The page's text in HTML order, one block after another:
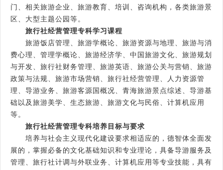
门、相关旅游企业、旅游教育、培训、咨询机构，各类旅游景
区、大型主题公园等。
旅行社经营管理专科学习课程
旅游饭店管理、旅游学概论、旅游资源与地理、旅游与消
费心理、管理学概论、旅游经济学、中国旅游文化、旅游规划
与开发、旅行社财务管理、旅游英语、旅游公关与营销、旅游
政策与法规、旅游市场营销、旅行社经营管理、人力资源管
理、导游业务、旅游客源国概况、青海旅游景点综述、导游基
础以及旅游美学、生态旅游、旅游文化与民俗、计算机应用
等。
旅行社经营管理专科培养目标与要求
培养与社会主义现代化建设要求相适应的，德智体全面发
展的，掌握必备的文化基础知识和专业理论，具备导游服务及
管理、旅行社计调与外联业务、计算机应用等专业技能，具有